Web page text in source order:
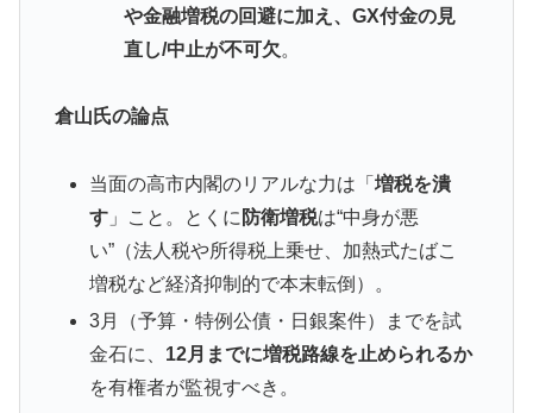
や金融増税の回避に加え、GX付金の見
直し/中止が不可欠。
倉山氏の論点
当面の高市内閣のリアルな力は「 増税を潰
す」こと。とくに 防衛増税は“中身が悪
い”（法人税や所得税上乗せ、加熱式たばこ
増税など経済抑制的で本末転倒）。
3月（予算・特例公債・日銀案件）までを試
金石に、 12月までに増税路線を止められるか
を有権者が監視すべき。